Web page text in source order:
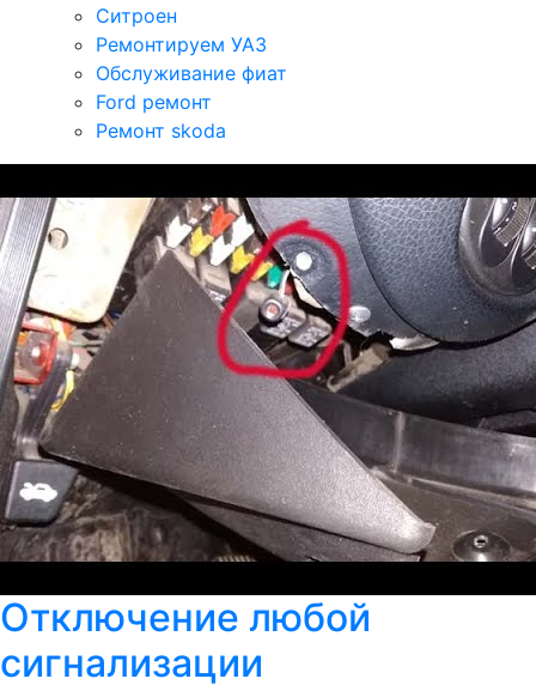
Ситроен
Ремонтируем УАЗ
Обслуживание фиат
Ford ремонт
Ремонт skoda
Отключение любой
сигнализации